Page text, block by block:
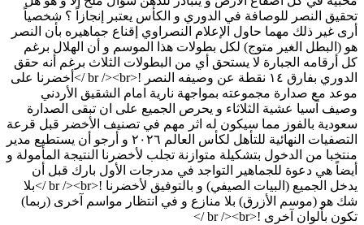
تحقيق النصر للوصافة في الدوري و الكأس يعتبر إنجازاً ؟ شخصياً
أرى غير ذلك مهما حاول الإعلام النصراوي إقناع جماهيره بأن النصر
هو (البطل الغير متوج) لكل بطولات هذا الموسم و أن الهلال برغم
كل أرقامه الجبارة لا يستحق أي من البطولات الثلاث برغم أنه حقق
الدوري بفارق ١٤ نقطة عن وصيفه النصر !<br /><br />أخضرنا على
موعد مع صدارة مجموعته بمواجهة نارية امام الشقيق الأردني
وصيف آسيا عشية الثلاثاء و يحرص الجميع على ان تبقى الصدارة
سعودية بالفوز مما سيكون له اثر مهم في تصنيف الأخضر قبل قرعة
التصفيات النهائية للتأهل لكأس العالم ٢٠٢٦ و أرجو أن يستطيع مدير
منتخبا من الدخول بتشكيلة متوازنة تجلب لأخضرنا النتيجة المأمولة و
أيضاً هي دعوة للجماهير التواجد في مدرجات الأول بارك قبل أن
يدخل الجميع (البيات الصيفي) و بالتوفيق لأخضرنا !<br /><br />بلا
شك هو (موسم الأزرق) بلا منازع و في انتظار مواسم آخرى (ربما)
تكون بألوان آخرى !<br /><br />